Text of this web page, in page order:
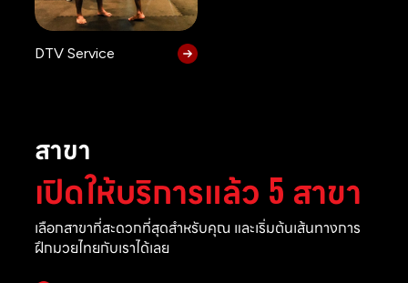
DTV Service
สาขา
เปิดให้บริการแล้ว 5 สาขา
เลือกสาขาที่สะดวกที่สุดสำหรับคุณ และเริ่มต้นเส้นทางการ
ฝึกมวยไทยกับเราได้เลย